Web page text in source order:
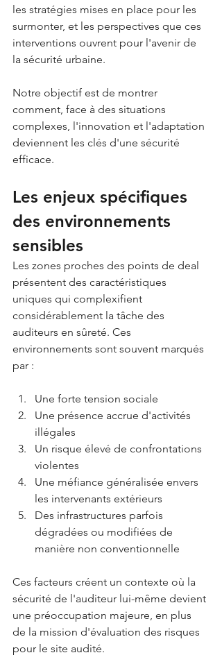
les stratégies mises en place pour les
surmonter, et les perspectives que ces
interventions ouvrent pour l'avenir de
la sécurité urbaine.
Notre objectif est de montrer
comment, face à des situations
complexes, l'innovation et l'adaptation
deviennent les clés d'une sécurité
efficace.
Les enjeux spécifiques
des environnements
sensibles
Les zones proches des points de deal
présentent des caractéristiques
uniques qui complexifient
considérablement la tâche des
auditeurs en sûreté. Ces
environnements sont souvent marqués
par :
Une forte tension sociale
Une présence accrue d'activités
illégales
Un risque élevé de confrontations
violentes
Une méfiance généralisée envers
les intervenants extérieurs
Des infrastructures parfois
dégradées ou modifiées de
manière non conventionnelle
Ces facteurs créent un contexte où la
sécurité de l'auditeur lui-même devient
une préoccupation majeure, en plus
de la mission d'évaluation des risques
pour le site audité.